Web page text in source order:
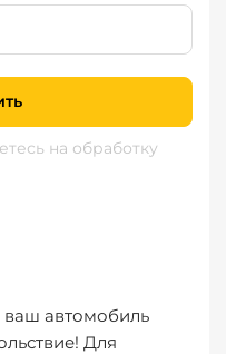
на обработку
автомобиль
Для